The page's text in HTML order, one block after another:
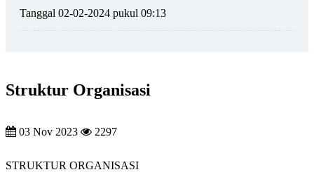
Tanggal 02-02-2024 pukul 09:13
Struktur Organisasi
03 Nov 2023 2297
STRUKTUR ORGANISASI